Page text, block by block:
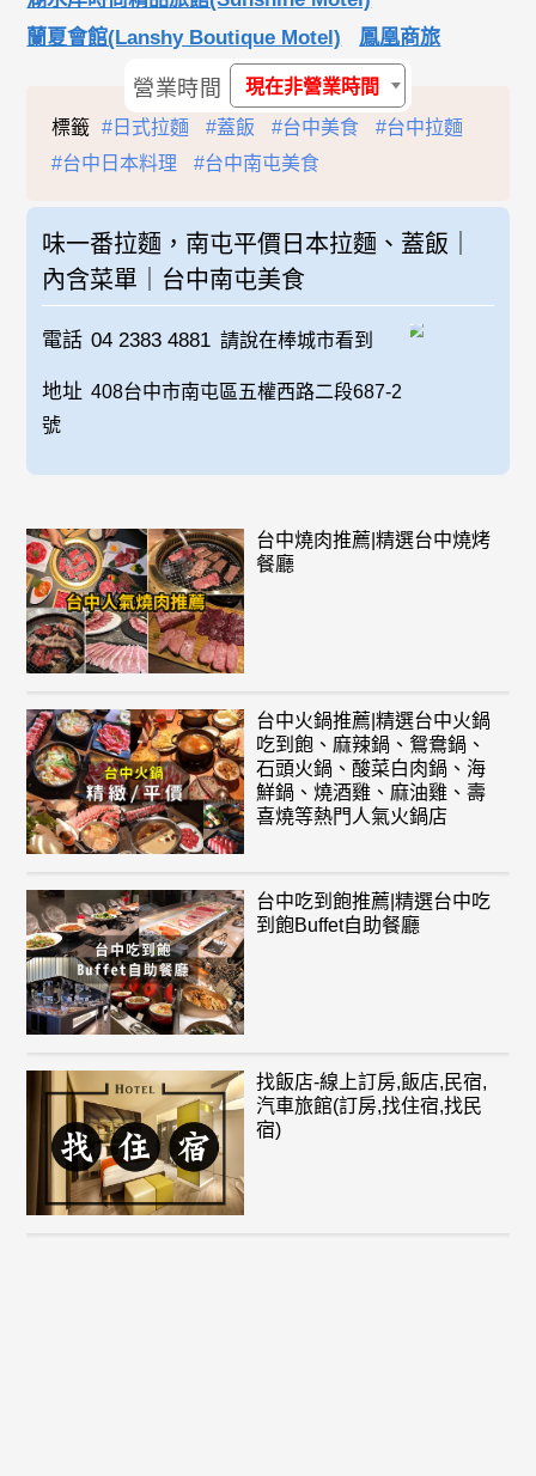
蘭夏會館(Lanshy Boutique Motel)
鳳凰商旅
營業時間 現在非營業時間
標籤 #日式拉麵 #蓋飯 #台中美食
#台中拉麵
#台中日本料理
#台中南屯美食
味一番拉麵，南屯平價日本拉麵、蓋飯｜
內含菜單｜台中南屯美食
電話 04 2383 4881 請說在棒城市看到
地址 408台中市南屯區五權西路二段687-2
號
台中燒肉推薦|精選台中燒烤
餐廳
台中火鍋推薦|精選台中火鍋
吃到飽、麻辣鍋、鴛鴦鍋、
石頭火鍋、酸菜白肉鍋、海
鮮鍋、燒酒雞、麻油雞、壽
喜燒等熱門人氣火鍋店
台中吃到飽推薦|精選台中吃
到飽Buffet自助餐廳
找飯店-線上訂房,飯店,民宿,
汽車旅館(訂房,找住宿,找民
宿)